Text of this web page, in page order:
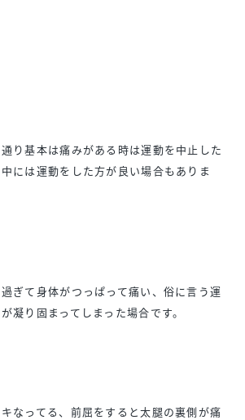
り基本は痛みがある時は運動を中止した
には運動をした方が良い場合もありま
ぎて身体がつっぱって痛い、俗に言う運
凝り固まってしまった場合です。
なってる、前屈をすると太腿の裏側が痛